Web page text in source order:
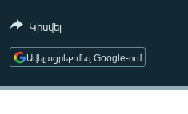
ՁԳՏԵԼՈՎ ԼԱՎԱԳՈՒՅՆԻՆ
Կիսվել
Ավելացրեք մեզ Google-ում